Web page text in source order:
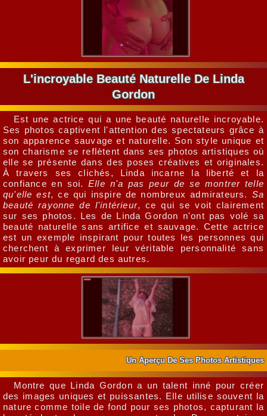
L'incroyable Beauté Naturelle De Linda
Gordon
Est une actrice qui a une beauté naturelle incroyable.
Ses photos captivent l'attention des spectateurs grâce à
son apparence sauvage et naturelle. Son style unique et
son charisme se reflètent dans ses photos artistiques où
elle se présente dans des poses créatives et originales.
À travers ses clichés, Linda incarne la liberté et la
confiance en soi.Elle n'a pas peur de se montrer telle
qu'elle est, ce qui inspire de nombreux admirateurs. Sa
beauté rayonne de l'intérieur, ce qui se voit clairement
sur ses photos. Les de Linda Gordon n'ont pas volé sa
beauté naturelle sans artifice et sauvage. Cette actrice
est un exemple inspirant pour toutes les personnes qui
cherchent à exprimer leur véritable personnalité sans
avoir peur du regard des autres.
Un Aperçu De Ses Photos Artistiques
Montre que Linda Gordon a un talent inné pour créer
des images uniques et puissantes. Elle utilise souvent la
nature comme toile de fond pour ses photos, capturant la